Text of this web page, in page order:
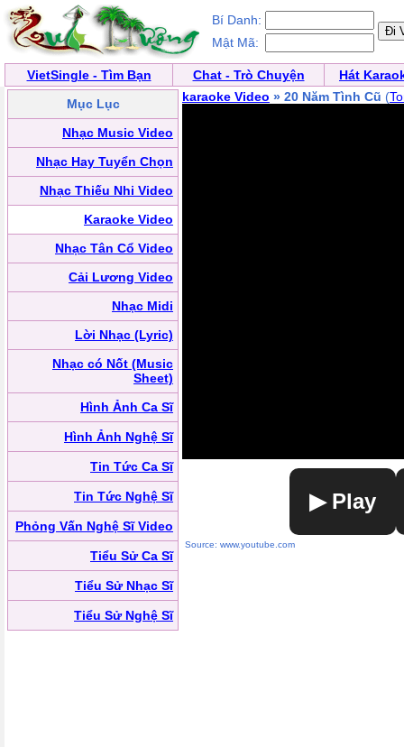
Bí Danh:
Mật Mã:
VietSingle - Tìm Bạn Chat - Trò Chuyện
Hát
Mục Lục
Nhạc Music Video
Nhạc Hay Tuyển Chọn
Nhạc Thiếu Nhi Video
Karaoke Video
Nhạc Tân Cổ Video
Cải Lương Video
Nhạc Midi
Lời Nhạc (Lyric)
Nhạc có Nốt (Music
Sheet)
Hình Ảnh Ca Sĩ
Hình Ảnh Nghệ Sĩ
Tin Tức Ca Sĩ
Tin Tức Nghệ Sĩ
Phỏng Vấn Nghệ Sĩ Video
Tiểu Sử Ca Sĩ
Tiểu Sử Nhạc Sĩ
Tiểu Sử Nghệ Sĩ
karaoke Video » 20 Năm Tình Cũ (
▶ Play
Source: www.youtube.com